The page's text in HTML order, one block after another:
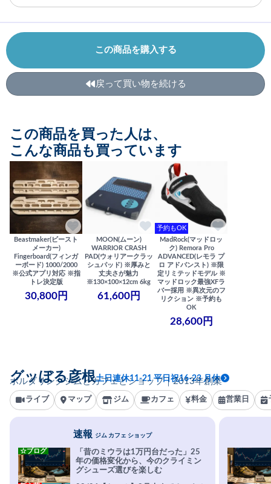
この商品を購入する
戻って買い物を続ける
この商品を買った人は、
こんな商品も買っています
Beastmaker(ビースト
メーカー)
Fingerboard(フィンガ
ーボード) 1000/2000
※公式アプリ対応 ※指
トレ決定版
30,800円
MOON(ムーン)
WARRIOR CRASH
PAD(ウォリアークラッ
シュパッド) ※厚みと
丈夫さが魅力
※130×100×12cm 6kg
61,600円
予約もOK
MadRock(マッドロッ
ク) Remora Pro
ADVANCED(レモラ プ
ロ アドバンスト) ※限
定リミテッドモデル ※
マッドロック最強XFラ
バー採用 ※異次元のフ
リクション ※予約も
OK
28,600円
ボルダリングジムとカフェとショップ｜2013年創業
グッぼる彦根土日連休11-21 平日祝16-23 月休
ライブ マップ ジム カフェ 料金 営業日
速報 ジム カフェ ショップ
「昔のミウラは1万円台だった」25
年の価格変化から、今のクライミン
グシューズ選びを楽しむ
☆ブログ